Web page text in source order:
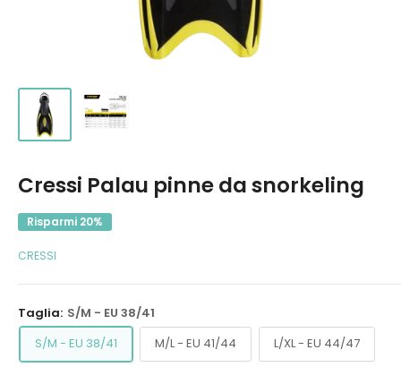
Cressi Palau pinne da snorkeling
Risparmi 20%
CRESSI
Taglia: S/M - EU 38/41
S/M - EU 38/41
M/L - EU 41/44 L/XL - EU 44/47